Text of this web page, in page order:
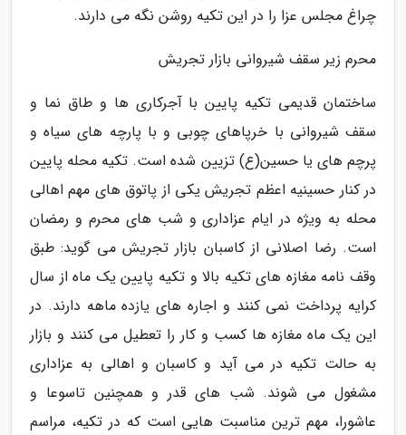
چراغ مجلس عزا را در این تکیه روشن نگه می دارند.
محرم زیر سقف شیروانی بازار تجریش
ساختمان قدیمی تکیه پایین با آجرکاری ها و طاق نما و
سقف شیروانی با خرپاهای چوبی و با پارچه های سیاه و
پرچم های یا حسین(ع) تزیین شده است. تکیه محله پایین
در کنار حسینیه اعظم تجریش یکی از پاتوق های مهم اهالی
محله به ویژه در ایام عزاداری و شب های محرم و رمضان
است. رضا اصلانی از کاسبان بازار تجریش می گوید: طبق
وقف نامه مغازه های تکیه بالا و تکیه پایین یک ماه از سال
کرایه پرداخت نمی کنند و اجاره های یازده ماهه دارند. در
این یک ماه مغازه ها کسب و کار را تعطیل می کنند و بازار
به حالت تکیه در می آید و کاسبان و اهالی به عزاداری
مشغول می شوند. شب های قدر و همچنین تاسوعا و
عاشورا، مهم ترین مناسبت هایی است که در تکیه، مراسم